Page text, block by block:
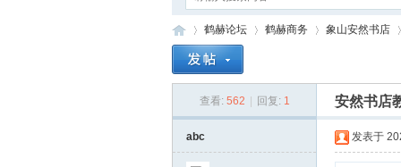
鹤赫论坛 鹤赫商务 象山安然书店
›
查看: 562 回复: 1 安然书店
abc 发表于